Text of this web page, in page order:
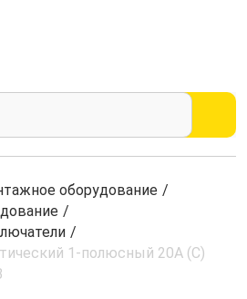
оборудование /
/
/
1-полюсный 20A (C)